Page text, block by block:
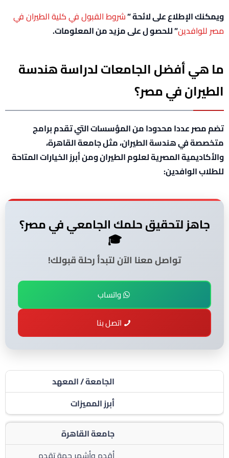
ويمكنك الإطلاع على لائحة ”شروط القبول في كلية الطيران في
مصر للوافدين” للحصو ل على مزيد من المعلومات.
ما هي أفضل الجامعات لدراسة هندسة
الطيران في مصر؟
تضم مصر عددا محدودا من المؤسسات التي تقدم برامج
متخصصة في هندسة الطيران، مثل جامعة القاهرة،
والأكاديمية المصرية لعلوم الطيران ومن أبرز الخيارات المتاحة
للطلاب الوافدين:
جاهز لتحقيق حلمك الجامعي في مصر؟
🎓
تواصل معنا الآن لتبدأ رحلة قبولك!
واتساب
اتصل بنا
الجامعة / المعهد
أبرز المميزات
جامعة القاهرة